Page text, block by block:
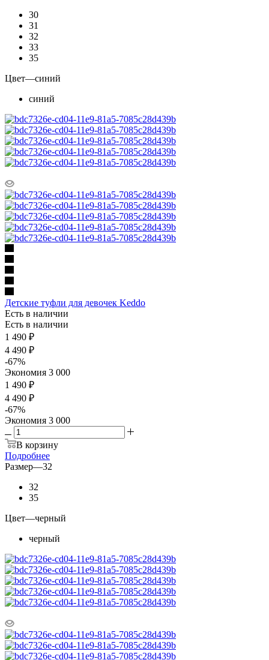
30
31
32
33
35
Цвет—синий
синий
Детские туфли для девочек Keddo
Есть в наличии
Есть в наличии
1 490 ₽
4 490 ₽
-67%
Экономия 3 000
1 490 ₽
4 490 ₽
-67%
Экономия 3 000
В корзину
Подробнее
Размер—32
32
35
Цвет—черный
черный